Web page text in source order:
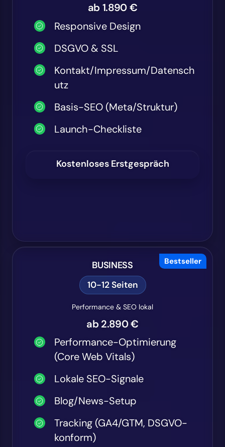
ab 1.890 €
Responsive Design
DSGVO & SSL
Kontakt/Impressum/Datensch
utz
Basis-SEO (Meta/Struktur)
Launch-Checkliste
Kostenloses Erstgespräch
Bestseller
BUSINESS
10-12 Seiten
Performance & SEO lokal
ab 2.890 €
Performance-Optimierung
(Core Web Vitals)
Lokale SEO-Signale
Blog/News-Setup
Tracking (GA4/GTM, DSGVO-
konform)